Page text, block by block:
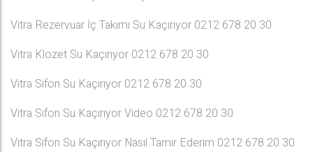
Vitra Rezervuar İç Takımı Su Kaçırıyor 0212 678 20 30
Vitra Klozet Su Kaçırıyor 0212 678 20 30
Vitra Sifon Su Kaçırıyor 0212 678 20 30
Vitra Sifon Su Kaçırıyor Video 0212 678 20 30
Vitra Sifon Su Kaçırıyor Nasıl Tamir Ederim 0212 678 20 30